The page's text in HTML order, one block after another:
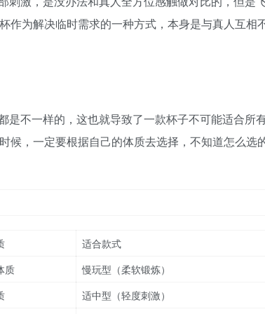
作为解决临时需求的一种方式，本身是与真人互相
是不一样的，这也就导致了一款杯子不可能适合所
候，一定要根据自己的体质去选择，不知道怎么选
适合款式
质
慢玩型（柔软锻炼）
适中型（轻度刺激）